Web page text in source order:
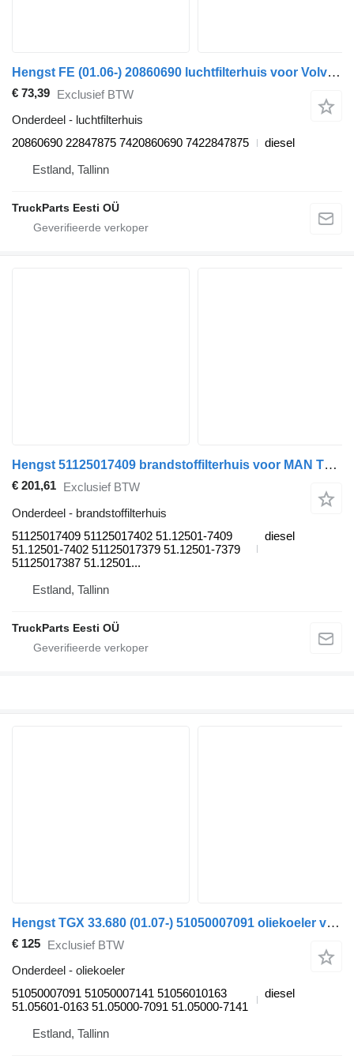
Hengst FE (01.06-) 20860690 luchtfilterhuis voor Volvo FL, FE (2005-2014) trekker
€ 73,39 Exclusief BTW
Onderdeel - luchtfilterhuis
20860690 22847875 7420860690 7422847875
diesel
Estland, Tallinn
TruckParts Eesti OÜ
Hengst 51125017409 brandstoffilterhuis voor MAN TGS,TGX NTG (2020-) vrachtwagen
€ 201,61 Exclusief BTW
Onderdeel - brandstoffilterhuis
51125017409 51125017402 51.12501-7409
51.12501-7402 51125017379 51.12501-7379
51125017387 51.12501...
diesel
Estland, Tallinn
TruckParts Eesti OÜ
Hengst TGX 33.680 (01.07-) 51050007091 oliekoeler voor MAN TGL, TGM, TGS, TGX (2005-2021) trekker
€ 125 Exclusief BTW
Onderdeel - oliekoeler
51050007091 51050007141 51056010163
51.05601-0163 51.05000-7091 51.05000-7141
diesel
Estland, Tallinn